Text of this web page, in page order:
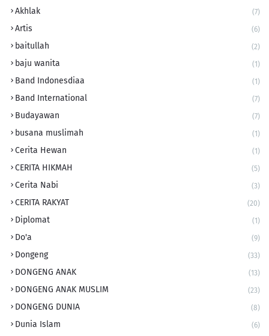
Akhlak (7)
Artis (6)
baitullah (2)
baju wanita (1)
Band Indonesdiaa (1)
Band International (7)
Budayawan (7)
busana muslimah (1)
Cerita Hewan (1)
CERITA HIKMAH (5)
Cerita Nabi (3)
CERITA RAKYAT (20)
Diplomat (1)
Do'a (9)
Dongeng (33)
DONGENG ANAK (13)
DONGENG ANAK MUSLIM (23)
DONGENG DUNIA (8)
Dunia Islam (6)